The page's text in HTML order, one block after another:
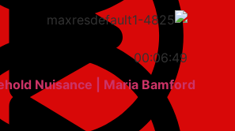
00:06:49
Household Nuisance | Maria Bamford